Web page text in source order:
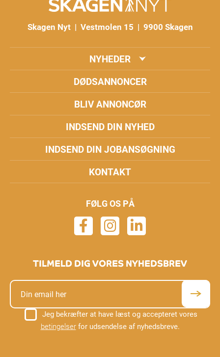
Skagen Nyt | Vestmolen 15 | 9900 Skagen
NYHEDER
DØDSANNONCER
BLIV ANNONCØR
INDSEND DIN NYHED
INDSEND DIN JOBANSØGNING
KONTAKT
FØLG OS PÅ
TILMELD DIG VORES NYHEDSBREV
Jeg bekræfter at have læst og accepteret vores
betingelserfor udsendelse af nyhedsbreve.